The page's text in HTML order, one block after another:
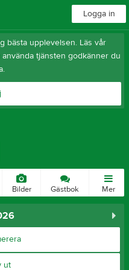
Logga in
bästa upplevelsen. Läs vår
tjänsten godkänner du
Bilder Gästbok Mer
ut